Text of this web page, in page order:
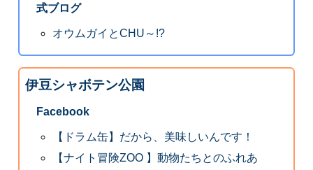
式ブログ
オウムガイとCHU～!?
伊豆シャボテン公園
Facebook
【ドラム缶】だから、美味しいんです！
【ナイト冒険ZOO 】動物たちとのふれあ